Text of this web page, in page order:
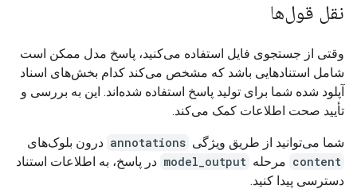
نقل قول‌ها
وقتی از جستجوی فایل استفاده می‌کنید، پاسخ مدل ممکن است
شامل استنادهایی باشد که مشخص می‌کند کدام بخش‌های اسناد
آپلود شده شما برای تولید پاسخ استفاده شده‌اند. این به بررسی و
تأیید صحت اطلاعات کمک می‌کند.
شما می‌توانید از طریق ویژگی annotations درون بلوک‌های
content مرحله model_output در پاسخ، به اطلاعات استناد
دسترسی پیدا کنید.